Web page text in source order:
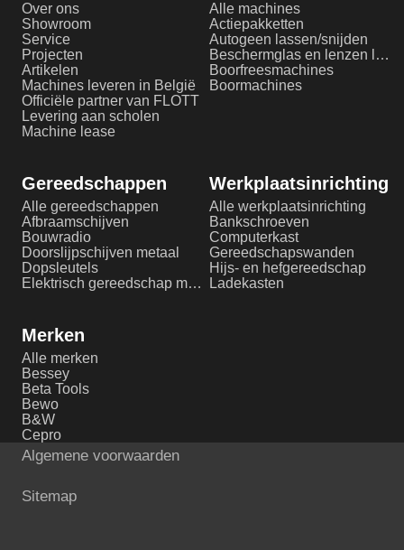
Over ons
Showroom
Service
Projecten
Artikelen
Machines leveren in België
Officiële partner van FLOTT
Levering aan scholen
Machine lease
Alle machines
Actiepakketten
Autogeen lassen/snijden
Beschermglas en lenzen laserlassen
Boorfreesmachines
Boormachines
Gereedschappen
Alle gereedschappen
Afbraamschijven
Bouwradio
Doorslijpschijven metaal
Dopsleutels
Elektrisch gereedschap metaalbewerking
Werkplaatsinrichting
Alle werkplaatsinrichting
Bankschroeven
Computerkast
Gereedschapswanden
Hijs- en hefgereedschap
Ladekasten
Merken
Alle merken
Bessey
Beta Tools
Bewo
B&W
Cepro
Algemene voorwaarden
Sitemap